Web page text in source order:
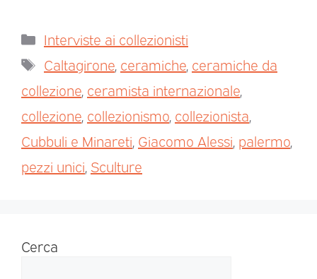
Interviste ai collezionisti
Caltagirone ceramiche ceramiche da
collezione ceramista internazionale
collezione collezionismo collezionista
Cubbuli e Minareti Giacomo Alessi palermo
pezzi unici Sculture
Cerca